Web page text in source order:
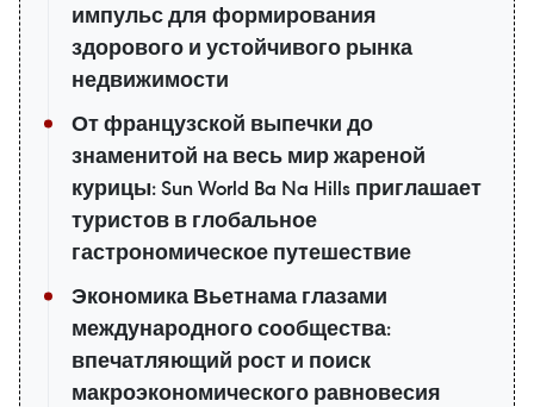
импульс для формирования
здорового и устойчивого рынка
недвижимости
От французской выпечки до
знаменитой на весь мир жареной
курицы: Sun World Ba Na Hills приглашает
туристов в глобальное
гастрономическое путешествие
Экономика Вьетнама глазами
международного сообщества:
впечатляющий рост и поиск
макроэкономического равновесия